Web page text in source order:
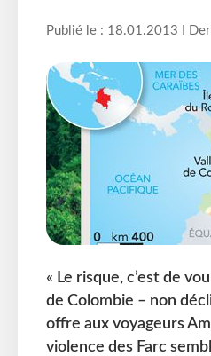
Publié le : 18.01.2013 I
« Le risque, c’est de
de Colombie – non
offre aux voyageurs
violence des Farc